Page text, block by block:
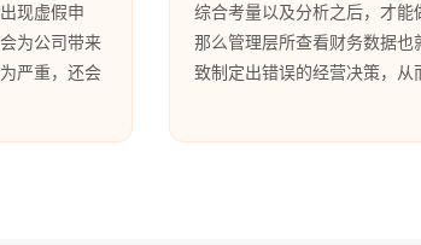
现虚假申
为公司带来
严重，还会
综合考量以及分析之后，才
那么管理层所查看财务数据
致制定出错误的经营决策，